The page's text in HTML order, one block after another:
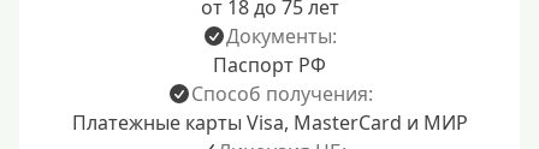
от 18 до 75 лет
Документы:
Паспорт РФ
Способ получения:
Платежные карты Visa, MasterCard и МИР